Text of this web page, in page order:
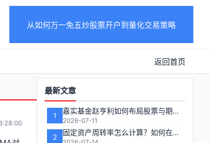
从如何万一免五炒股票开户到量化交易策略
返回首页
功
能
区
最新文章
1 嘉实基金赵亨利如何布局股票与期货市场
2026-07-11
2 固定资产周转率怎么计算？如何在投资分析中有效运用？